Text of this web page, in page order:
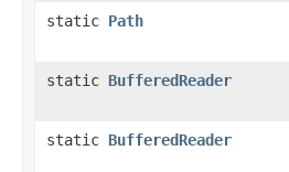
static Path
static BufferedReader
static BufferedReader